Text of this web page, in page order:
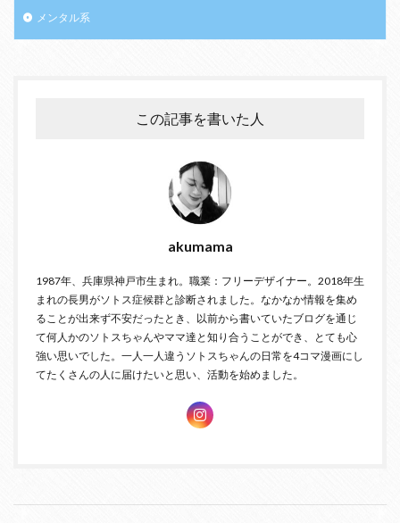
メンタル系
この記事を書いた人
akumama
1987年、兵庫県神戸市生まれ。職業：フリーデザイナー。2018年生
まれの長男がソトス症候群と診断されました。なかなか情報を集め
ることが出来ず不安だったとき、以前から書いていたブログを通じ
て何人かのソトスちゃんやママ達と知り合うことができ、とても心
強い思いでした。一人一人違うソトスちゃんの日常を4コマ漫画にし
てたくさんの人に届けたいと思い、活動を始めました。